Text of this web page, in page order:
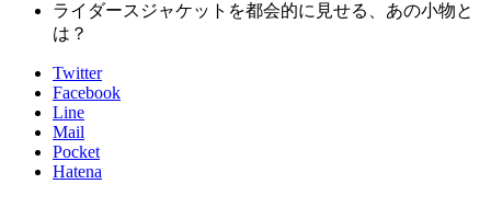
ライダースジャケットを都会的に見せる、あの小物と
は？
Twitter
Facebook
Line
Mail
Pocket
Hatena